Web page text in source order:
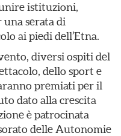
istituzioni,
serata di
ai piedi dell’Etna.
diversi ospiti del
dello sport e
premiati per il
dato alla crescita
è patrocinata
delle Autonomie